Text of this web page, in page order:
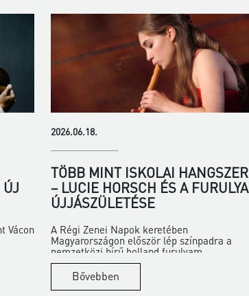
ÚJ
Vácon
2026.06.18.
TÖBB MINT ISKOLAI HANGSZER
– LUCIE HORSCH ÉS A FURULYA
ÚJJÁSZÜLETÉSE
A Régi Zenei Napok keretében
Magyarországon először lép színpadra a
nemzetközi hírű holland furulyam...
Bővebben